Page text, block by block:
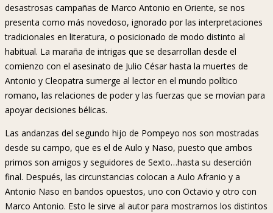
desastrosas campañas de Marco Antonio en Oriente, se nos
presenta como más novedoso, ignorado por las interpretaciones
tradicionales en literatura, o posicionado de modo distinto al
habitual. La maraña de intrigas que se desarrollan desde el
comienzo con el asesinato de Julio César hasta la muertes de
Antonio y Cleopatra sumerge al lector en el mundo político
romano, las relaciones de poder y las fuerzas que se movían para
apoyar decisiones bélicas.
Las andanzas del segundo hijo de Pompeyo nos son mostradas
desde su campo, que es el de Aulo y Naso, puesto que ambos
primos son amigos y seguidores de Sexto…hasta su deserción
final. Después, las circunstancias colocan a Aulo Afranio y a
Antonio Naso en bandos opuestos, uno con Octavio y otro con
Marco Antonio. Esto le sirve al autor para mostrarnos los distintos